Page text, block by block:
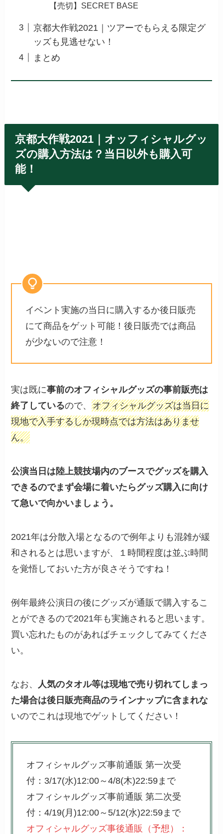
【売切】SECRET BASE
京都大作戦2021｜ツアーでもらえる限定グ
ッズも見逃せない！
まとめ
京都大作戦2021｜オッフィシャルグッ
ズの購入方法は？当日以外も購入可
能！
イベント実施の当日に購入するか後日販売
にて商品をゲット可能！後日販売では商品
が少ないので注意！
実は既に事前のオフィシャルグッズの事前販売は
終了しているので、オフィシャルグッズは当日に
現地で入手するしか現時点では方法はありませ
ん。
公演当日は陸上競技場内のブースでグッズを購入
できるのでまず会場に着いたらグッズ購入に向け
て急いで向かいましょう。
2021年は分散入場となるので例年よりも混雑が緩
和されるとは思いますが、１時間程度は並ぶ時間
を覚悟しておいた方が良さそうですね！
例年最終公演日の後にグッズが通販で購入するこ
とができるので2021年も実施されると思います。
買い忘れたものがあればチェックしてみてくださ
い。
なお、
人気のタオル等は現地で売り切れてしまっ
た場合は後日販売商品のラインナップに含まれな
いのでこれは現地でゲットしてください！
オフィシャルグッズ事前通販 第一次受
付：3/17(水)12:00～4/8(木)22:59まで
オフィシャルグッズ事前通販 第二次受
付：4/19(月)12:00～5/12(水)22:59まで
オフィシャルグッズ事後通販（予想）：